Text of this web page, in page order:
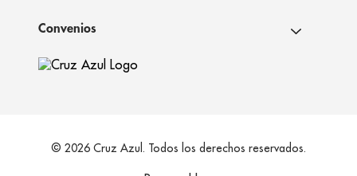
Convenios
© 2026 Cruz Azul. Todos los derechos reservados.